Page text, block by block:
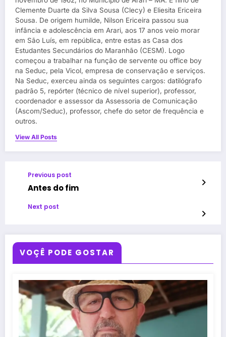
Clemente Duarte da Silva Sousa (Clecy) e Eliesita Ericeira
Sousa. De origem humilde, Nilson Ericeira passou sua
infância e adolescência em Arari, aos 17 anos veio morar
em São Luís, em república, entre estas as Casa dos
Estudantes Secundários do Maranhão (CESM). Logo
começou a trabalhar na função de servente ou office boy
na Seduc, pela Vicol, empresa de conservação e serviços.
Na Seduc, exerceu ainda os seguintes cargos: datilógrafo
padrão 5, repórter (técnico de nível superior), professor,
coordenador e assessor da Assessoria de Comunicação
(Ascom/Seduc), professor, chefe do setor de frequência e
outros.
View All Posts
Previous post
Antes do fim
Next post
VOÇÊ PODE GOSTAR